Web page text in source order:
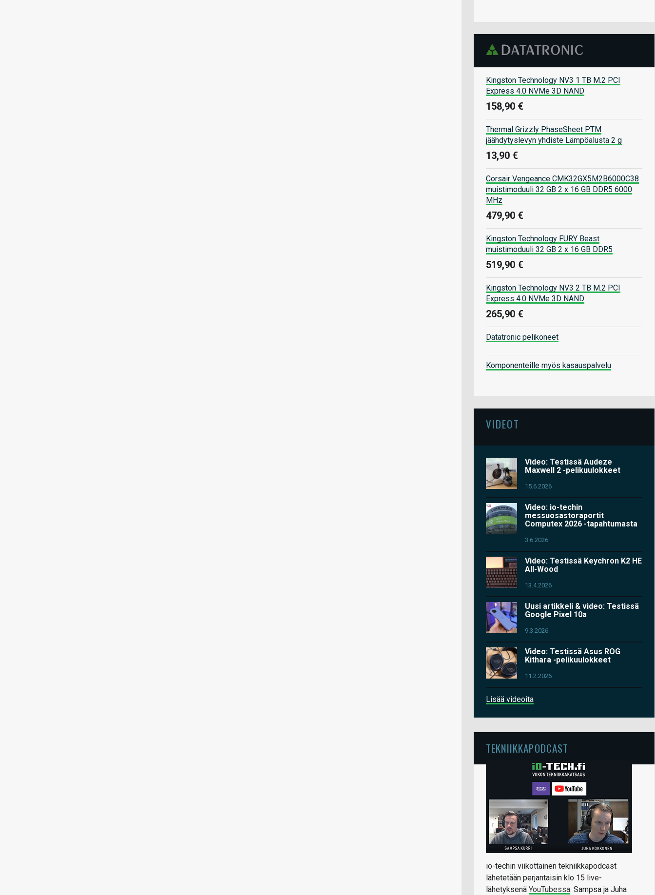
Kingston Technology NV3 1 TB M.2 PCI
Express 4.0 NVMe 3D NAND
158,90 €
Thermal Grizzly PhaseSheet PTM
jäähdytyslevyn yhdiste Lämpöalusta 2 g
13,90 €
Corsair Vengeance CMK32GX5M2B6000C38
muistimoduuli 32 GB 2 x 16 GB DDR5 6000
MHz
479,90 €
Kingston Technology FURY Beast
muistimoduuli 32 GB 2 x 16 GB DDR5
519,90 €
Kingston Technology NV3 2 TB M.2 PCI
Express 4.0 NVMe 3D NAND
265,90 €
Datatronic pelikoneet
Komponenteille myös kasauspalvelu
VIDEOT
Video: Testissä Audeze
Maxwell 2 -pelikuulokkeet
15.6.2026
Video: io-techin
messuosastoraportit
Computex 2026 -tapahtumasta
3.6.2026
Video: Testissä Keychron K2 HE
All-Wood
13.4.2026
Uusi artikkeli & video: Testissä
Google Pixel 10a
9.3.2026
Video: Testissä Asus ROG
Kithara -pelikuulokkeet
11.2.2026
Lisää videoita
TEKNIIKKAPODCAST
io-techin viikottainen tekniikkapodcast
lähetetään perjantaisin klo 15 live-
lähetyksenä YouTubessa. Sampsa ja Juha